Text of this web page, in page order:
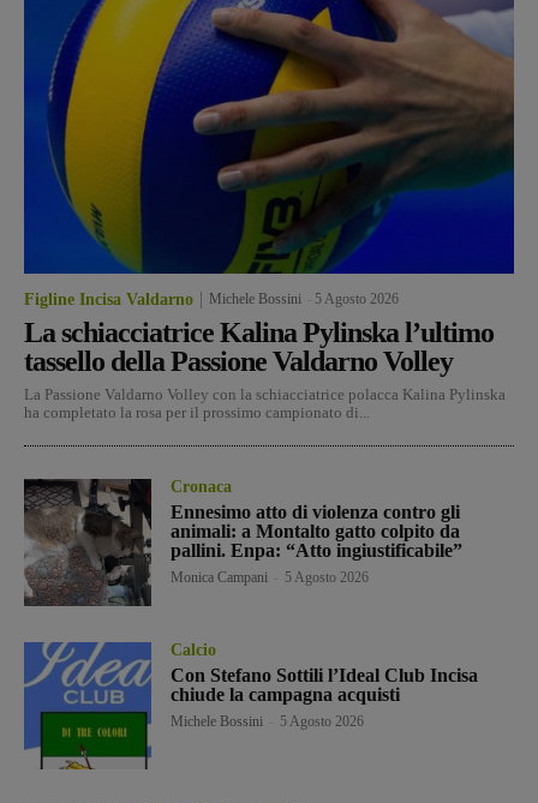
Figline Incisa Valdarno Michele Bossini 5 Agosto 2026
La schiacciatrice Kalina Pylinska l’ultimo
tassello della Passione Valdarno Volley
La Passione Valdarno Volley con la schiacciatrice polacca Kalina Pylinska
ha completato la rosa per il prossimo campionato di...
Cronaca
Ennesimo atto di violenza contro gli
animali: a Montalto gatto colpito da
pallini. Enpa: “Atto ingiustificabile”
Monica Campani 5 Agosto 2026
Calcio
Con Stefano Sottili l’Ideal Club Incisa
chiude la campagna acquisti
Michele Bossini 5 Agosto 2026